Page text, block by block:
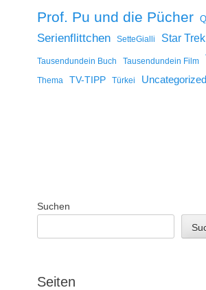
Prof. Pu und die Pücher
Serienflittchen SetteGialli Star Trek
Tausendundein Buch Tausendundein Film
Thema TV-TIPP Türkei Uncategorized
Suchen
Seiten